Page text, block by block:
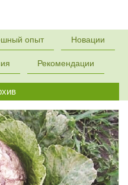
опыт Новации
Рекомендации